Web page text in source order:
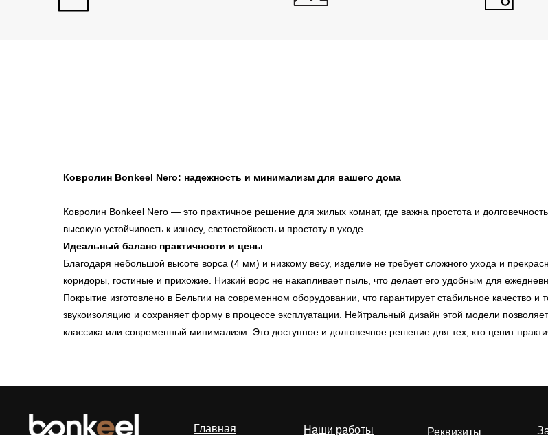
Ковролин Bonkeel Nero: надежность и минимализм для вашего дома
Ковролин Bonkeel Nero — это практичное решение для жилых комнат, где важна простота и
высокую устойчивость к износу, светостойкость и простоту в уходе.
Идеальный баланс практичности и цены
Благодаря небольшой высоте ворса (4 мм) и низкому весу, изделие не требует сложного ухода и
коридоры, гостиные и прихожие. Низкий ворс не накапливает пыль, что делает его удобным для
Покрытие изготовлено в Бельгии на современном оборудовании, что гарантирует стабильное качество
звукоизоляцию и сохраняет форму в процессе эксплуатации. Нейтральный дизайн этой модели
классика или современный минимализм. Это доступное и долговечное решение для тех, кто ценит
Главная Наши работы Реквизиты
Документы
Изображения
О компании